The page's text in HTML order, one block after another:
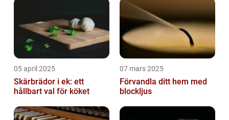
05 april 2025
Skärbrädor i ek: ett
hållbart val för köket
07 mars 2025
Förvandla ditt hem med
blockljus